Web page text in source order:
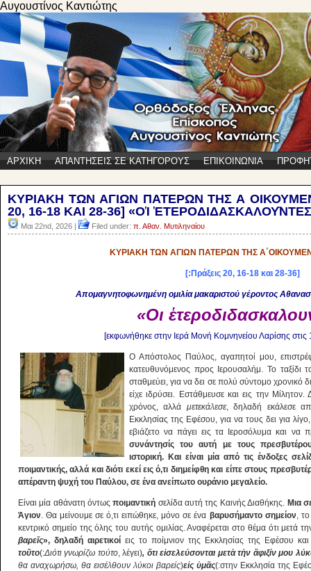
Αυγουστίνος Καντιώτης
ΑΡΧΙΚΗ ΑΠΑΝΤΗΣΕΙΣ ΣΕ ΚΑΤΗΓΟΡΟΥΣ ΕΠΙΚΟΙΝΩΝΙΑ
ΚΥΡΙΑΚΗ ΤΩΝ ΑΓΙΩΝ ΠΑΤΕΡΩΝ ΤΗΣ Α
20, 16-18 ΚΑΙ 28-36] «ΟἹ ἙΤΕΡΟΔΙΔΑΣΚΑΛΟΥ͂ΝΤΕΣ»
Μαι 22nd, 2026 | Filed under: π. Αθαν. Μυτιληναίου
ΚΥΡΙΑΚΗ ΤΩΝ ΑΓΙΩΝ ΠΑΤΕΡΩΝ ΤΗΣ
[:Πράξεις 20, 16-18 και 28-36]
Απομαγνητοφωνημένη ομιλία μακαριστού γέροντος
«Οι ἑτεροδιδασκαλου
[εκφωνήθηκε στην Ιερά Μονή Κομνηνείου Λαρίσης
Ο Απόστολος Παύλος, αγαπητοί μου,
κατευθυνόμενος προς Ιερουσαλήμ. Το ταξίδι
σταθμεύει, για να δει σε πολύ σύντομο
είχε ιδρύσει. Εστάθμευσε και εις την
χρόνος, αλλά μετεκάλεσε, δηλαδή εκάλεσε
Εκκλησίας της Εφέσου, για να τους δει για
εβιάζετο να πάγει εις τα Ιεροσόλυμα και να
συνάντησίς του αυτή με τους
ιστορική. Και είναι μία από τις ένδοξες
ποιμαντικής, αλλά και διότι εκεί εις ό,τι διημείφθη και είπε στους
απέραντη ψυχή του Παύλου, σε ένα ανείπωτο ουράνιο μεγαλείο.
Είναι μία αθάνατη όντωςποιμαντική σελίδα αυτή της Καινής Διαθήκης. Μια
Άγιον. Θα μείνουμε σε ό,τι ειπώθηκε, μόνο σε ένα βαρυσήμαντο σημείον,
κεντρικό σημείο της όλης του αυτής ομιλίας. Αναφέρεται στο θέμα ότι
βαρεῖς», δηλαδή αιρετικοί εις το ποίμνιον της Εκκλησίας της Εφέσου
τοῦτο(:Διότι γνωρίζω τούτο, λέγει), ὅτι εἰσελεύσονται μετὰτὴν ἄφιξίν μου
θα αναχωρήσω, θα εισέλθουν λύκοι βαρείς)εἰς ὑμᾶς(:στην Εκκλησία της